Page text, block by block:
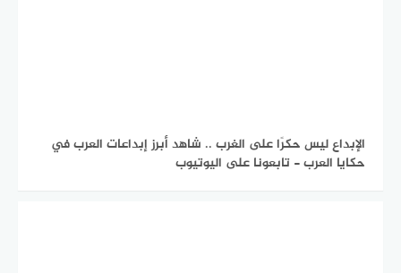
الإبداع ليس حكرًا على الغرب .. شاهد أبرز إبداعات العرب في
حكايا العرب - تابعونا على اليوتيوب